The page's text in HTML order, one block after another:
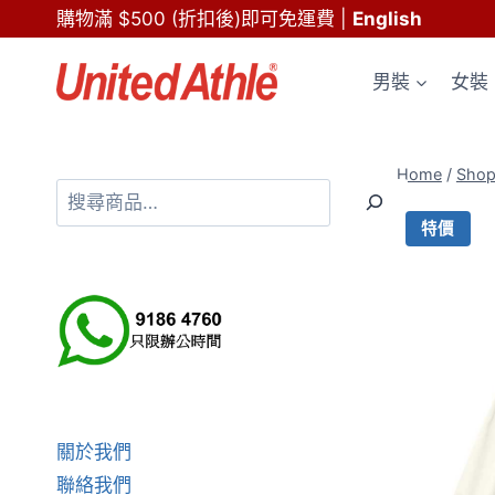
to
content
購物滿 $500 (折扣後)即可免運費 English
男裝 女裝
Home / Shop
特價
搜
尋
關於我們
聯絡我們